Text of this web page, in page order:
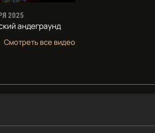
2025
андеграунд
Смотреть все видео